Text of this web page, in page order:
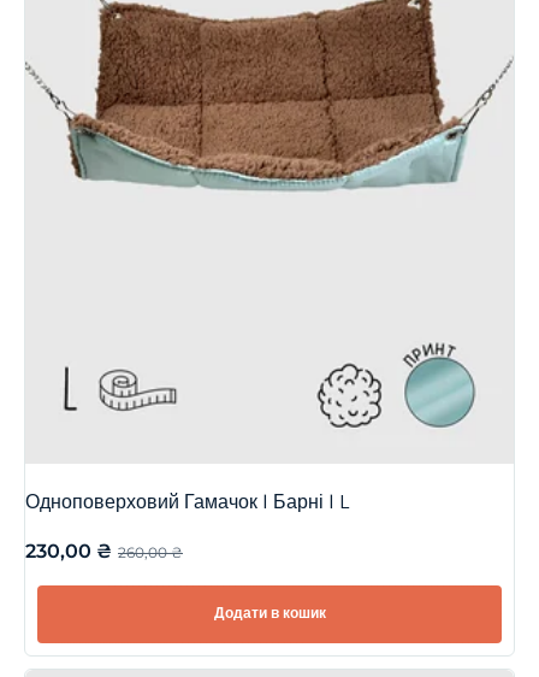
Одноповерховий Гамачок | Барні | L
260,00₴
230,00 ₴
Додати в кошик